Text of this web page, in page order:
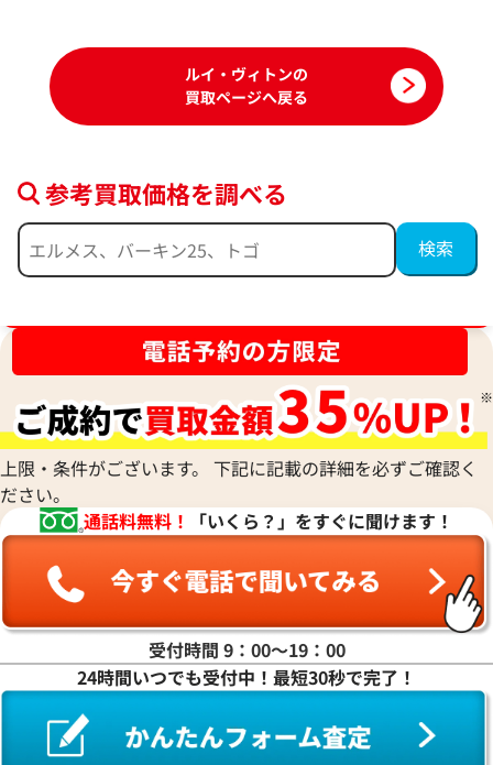
2025年6月17日時点 2024年5月3日時点
ルイ・ヴィトン タイガ カプシーヌＭＭ ハ
ンドバッグ PVC×レザー ブラック
M52389
参考買取価格
ASK
2022年5月18日時点
ルイ・ヴィトン
レット パイソン
参考買取価格
ASK
2022年10月18日
ルイ・ヴィトンの
買取ページへ戻る
参考買取価格を調べる
上限・条件がございます。 下記に記載の詳細を必ずご確認く
ださい。
通話料無料！
「いくら？」をすぐに聞けます！
受付時間 9：00〜19：00
24時間いつでも受付中！最短30秒で完了！